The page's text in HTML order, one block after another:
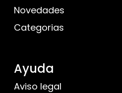
Novedades
Categorias
Ayuda
Aviso legal